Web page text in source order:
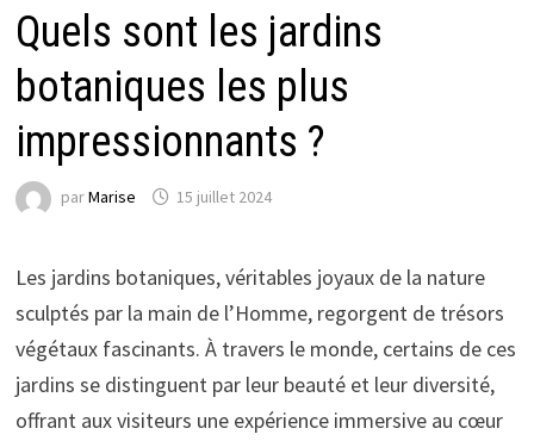
Quels sont les jardins
botaniques les plus
impressionnants ?
parMarise 15 juillet 2024
Les jardins botaniques, véritables joyaux de la nature
sculptés par la main de l’Homme, regorgent de trésors
végétaux fascinants. À travers le monde, certains de ces
jardins se distinguent par leur beauté et leur diversité,
offrant aux visiteurs une expérience immersive au cœur